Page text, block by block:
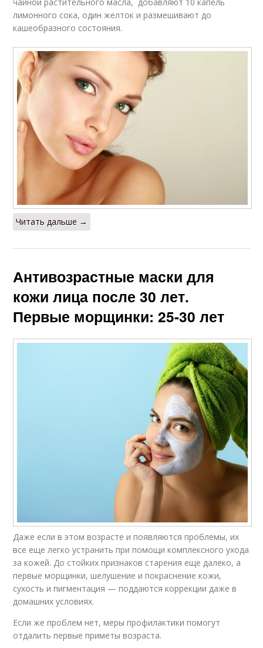
лимонного сока, один желток и размешивают до
кашеобразного состояния.
Читать дальше →
Антивозрастные маски для
кожи лица после 30 лет.
Первые морщинки: 25-30 лет
Даже если в этом возрасте и появляются проблемы, их
все еще легко устранить при помощи комплексного ухода
за кожей. До стойких признаков старения еще далеко, а
первые морщинки, шелушение и покраснение кожи,
сухость и пигментация — поддаются коррекции даже в
домашних условиях.
Если же проблем нет, меры профилактики помогут
отдалить первые приметы возраста.